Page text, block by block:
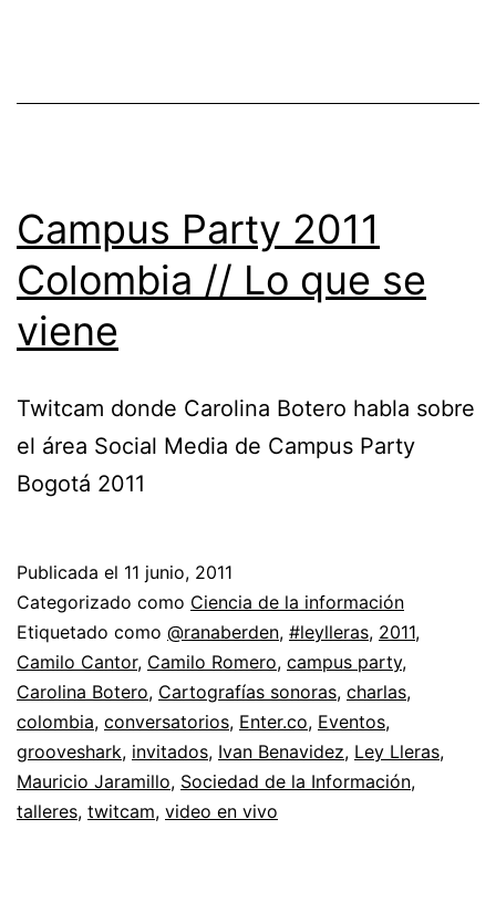
Campus Party 2011
Colombia // Lo que se
viene
Twitcam donde Carolina Botero habla sobre
el área Social Media de Campus Party
Bogotá 2011
Publicada el 11 junio, 2011
Categorizado como Ciencia de la información
Etiquetado como @ranaberden, #leylleras, 2011,
Camilo Cantor, Camilo Romero, campus party,
Carolina Botero, Cartografías sonoras, charlas,
colombia, conversatorios, Enter.co, Eventos,
grooveshark, invitados, Ivan Benavidez, Ley Lleras,
Mauricio Jaramillo, Sociedad de la Información,
talleres, twitcam, video en vivo